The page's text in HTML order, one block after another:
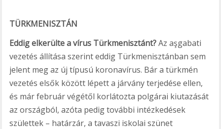
TÜRKMENISZTÁN
Eddig elkerülte a vírus Türkmenisztánt?Az aşgabati
vezetés állítása szerint eddig Türkmenisztánban sem
jelent meg az új típusú koronavírus. Bár a türkmén
vezetés elsők között lépett a járvány terjedése ellen,
és már február végétől korlátozta polgárai kiutazását
az országból, azóta pedig további intézkedések
születtek – határzár, a tavaszi iskolai szünet